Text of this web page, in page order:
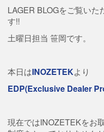
LAGER BLOGをご覧いた
す!!
土曜日担当 笹岡です。
本日はINOZETEKより
EDP(Exclusive Dealer
現在ではINOZETEKをお